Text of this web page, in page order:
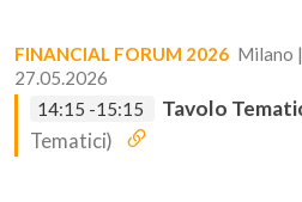
FINANCIAL FORUM 2026 Milano
27.05.2026
14:15 -15:15
Tavolo
Tematici)